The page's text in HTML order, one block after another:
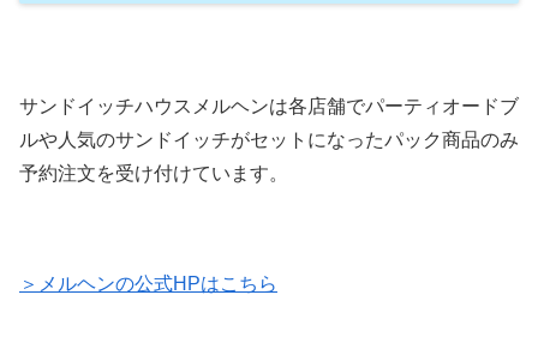
サンドイッチハウスメルヘンは各店舗でパーティオードブ
ルや人気のサンドイッチがセットになったパック商品のみ
予約注文を受け付けています。
＞メルヘンの公式HPはこちら